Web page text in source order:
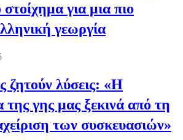
για μια πιο
γεωργία
ζητούν λύσεις: «Η
της γης μας ξεκινά από τη
των συσκευασιών»